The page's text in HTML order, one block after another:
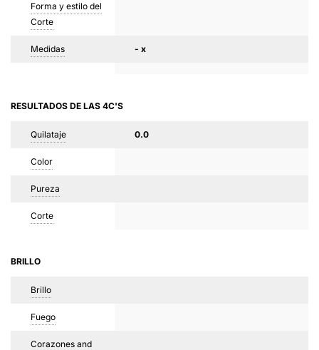
Forma y estilo del
Corte
Medidas - x
RESULTADOS DE LAS 4C'S
Quilataje 0.0
Color
Pureza
Corte
BRILLO
Brillo
Fuego
Corazones and